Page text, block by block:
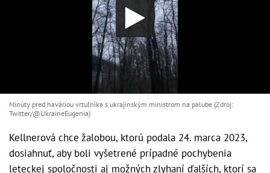
Minúty pred haváriou vrtuľníka s ukrajinským ministrom na palube (Zdroj:
Twitter/@UkraineEugenia)
Kellnerová chce žalobou, ktorú podala 24. marca 2023,
dosiahnuť, aby boli vyšetrené prípadné pochybenia
leteckej spoločnosti aj možných zlyhaní ďalších, ktorí sa